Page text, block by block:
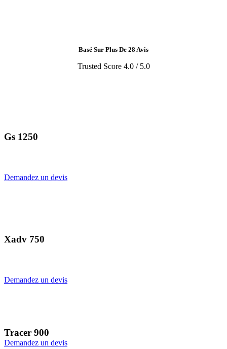
Basé Sur Plus De 28 Avis
Trusted Score 4.0 / 5.0
Gs 1250
Demandez un devis
Xadv 750
Demandez un devis
Tracer 900
Demandez un devis